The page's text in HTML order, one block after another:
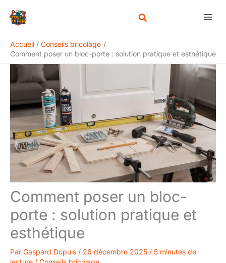
Accueil
Conseils bricolage
Comment poser un bloc-porte : solution pratique et esthétique
Comment poser un bloc-
porte : solution pratique et
esthétique
Par Gaspard Dupuis / 26 décembre 2025 / 5 minutes de